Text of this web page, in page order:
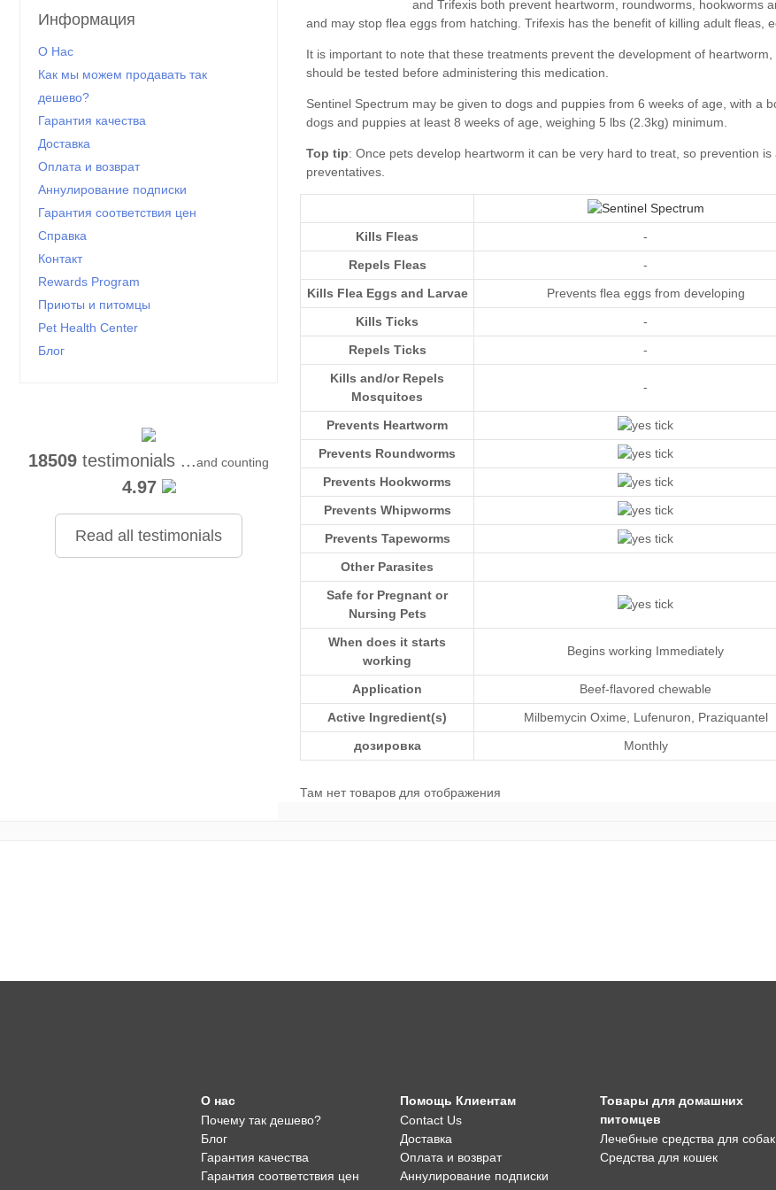
Информация
О Нас
Как мы можем продавать так
дешево?
Гарантия качества
Доставка
Оплата и возврат
Аннулирование подписки
Гарантия соответствия цен
Справка
Контакт
Rewards Program
Приюты и питомцы
Pet Health Center
Блог
18509 testimonials ...and counting
4.97
Read all testimonials
Top tip
preventatives
Kills Fleas
-
Repels Fleas
-
Kills Flea Eggs and Larvae
Prevents flea eggs from developing
Kills Ticks
-
Repels Ticks
-
Kills and/or Repels
Mosquitoes
-
Prevents Heartworm
Prevents Roundworms
Prevents Hookworms
Prevents Whipworms
Prevents Tapeworms
Other Parasites
Safe for Pregnant or
Nursing Pets
When does it starts
working
Begins working Immediately
Application
Beef-flavored chewable
Active Ingredient(s)
Milbemycin Oxime Lufenuron Praziquantel
дозировка
Monthly
Там нет товаров для отображения
О нас
Почему так дешево?
Блог
Гарантия качества
Гарантия соответствия цен
Помощь Клиентам
Contact Us
Доставка
Оплата и возврат
Аннулирование подписки
Товары для домашних
питомцев
Лечебные средства для собак
Средства для кошек